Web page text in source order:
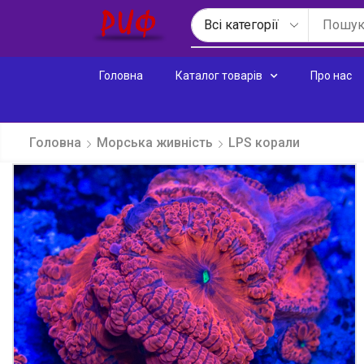
Головна Каталог товарів Про нас
Головна Морська живність LPS корали